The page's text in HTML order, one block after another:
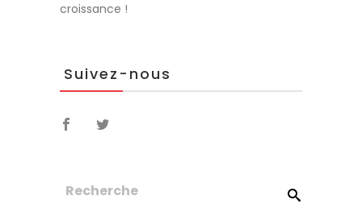
croissance !
Suivez-nous